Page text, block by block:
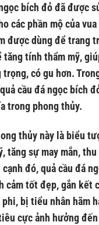
bích đỏ đã được
các phần mộ của
được dùng để trang
tăng tính thẩm mỹ,
trọng, có gu hơn.
cầu đá ngọc bích
trong phong thủy.
thủy này là biểu
tăng sự may mắn,
đó, quả cầu đá
cảm tốt đẹp, gắn kết
bị tiểu nhân hãm
cực ảnh hưởng đến